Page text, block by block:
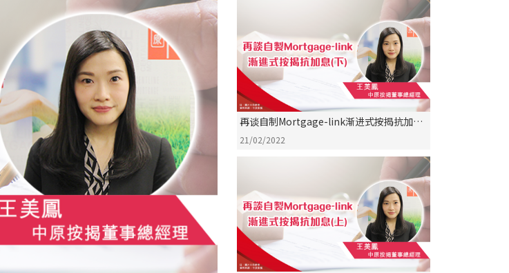
再谈自制Mortgage-link渐进式按揭抗加息
(下)
21/02/2022